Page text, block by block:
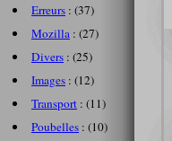
Erreurs : (37)
Mozilla : (27)
Divers : (25)
Images : (12)
Transport : (11)
Poubelles : (10)